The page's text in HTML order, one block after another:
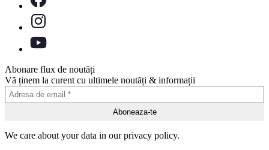
Abonare flux de noutăți
Vă ținem la curent cu ultimele noutăți & informații
We care about your data in our privacy policy.